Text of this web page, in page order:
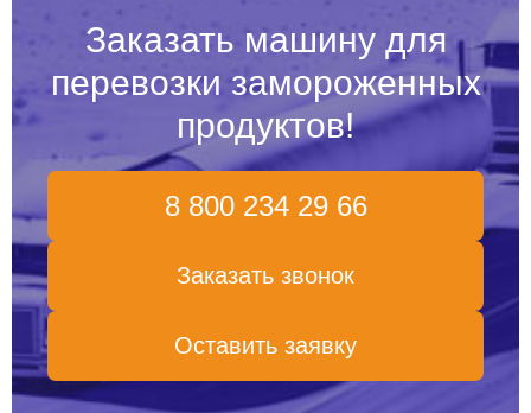
Заказать машину для
перевозки замороженных
продуктов!
8 800 234 29 66
Заказать звонок
Оставить заявку